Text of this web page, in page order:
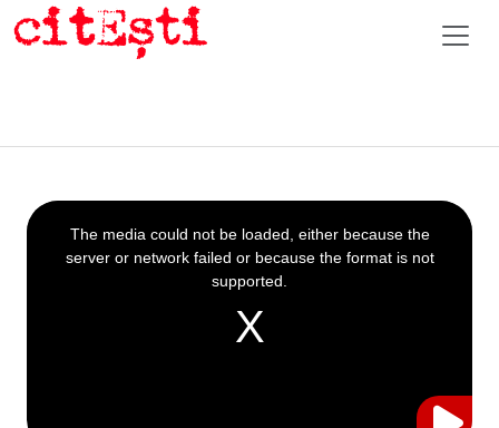
This
is
a
The media could not be loaded, either because the
server or network failed or because the format is not
supported.